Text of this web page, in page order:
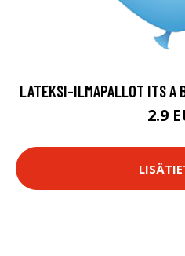
LATEKSI-ILMAPALLOT ITS A
2.9